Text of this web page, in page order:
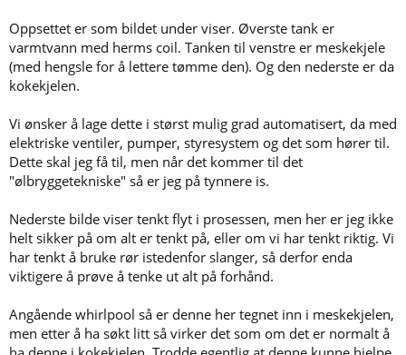
Oppsettet er som bildet under viser. Øverste tank er
varmtvann med herms coil. Tanken til venstre er meskekjele
(med hengsle for å lettere tømme den). Og den nederste er da
kokekjelen.
Vi ønsker å lage dette i størst mulig grad automatisert, da med
elektriske ventiler, pumper, styresystem og det som hører til.
Dette skal jeg få til, men når det kommer til det
"ølbryggetekniske" så er jeg på tynnere is.
Nederste bilde viser tenkt flyt i prosessen, men her er jeg ikke
helt sikker på om alt er tenkt på, eller om vi har tenkt riktig. Vi
har tenkt å bruke rør istedenfor slanger, så derfor enda
viktigere å prøve å tenke ut alt på forhånd.
Angående whirlpool så er denne her tegnet inn i meskekjelen,
men etter å ha søkt litt så virker det som om det er normalt å